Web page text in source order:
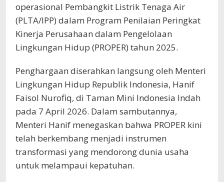
operasional Pembangkit Listrik Tenaga Air
(PLTA/IPP) dalam Program Penilaian Peringkat
Kinerja Perusahaan dalam Pengelolaan
Lingkungan Hidup (PROPER) tahun 2025.
Penghargaan diserahkan langsung oleh Menteri
Lingkungan Hidup Republik Indonesia, Hanif
Faisol Nurofiq, di Taman Mini Indonesia Indah
pada 7 April 2026. Dalam sambutannya,
Menteri Hanif menegaskan bahwa PROPER kini
telah berkembang menjadi instrumen
transformasi yang mendorong dunia usaha
untuk melampaui kepatuhan.